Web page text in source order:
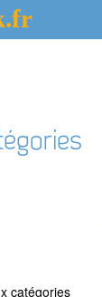
catégories